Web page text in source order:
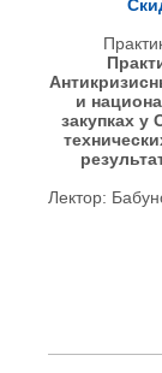
и
закупках
Лектор: